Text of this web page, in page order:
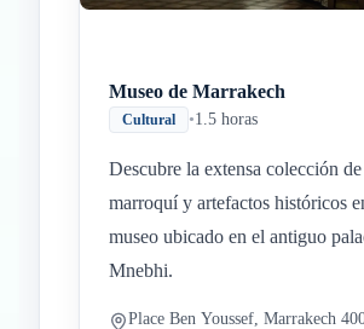
Museo de Marrakech
Cultural •1.5 horas
Descubre la extensa colección
marroquí y artefactos históricos
museo ubicado en el antiguo
Mnebhi.
Place Ben Youssef, Marrakech